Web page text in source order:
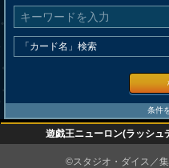
条件
遊戯王ニューロン(ラッシュ
©スタジオ・ダイス／